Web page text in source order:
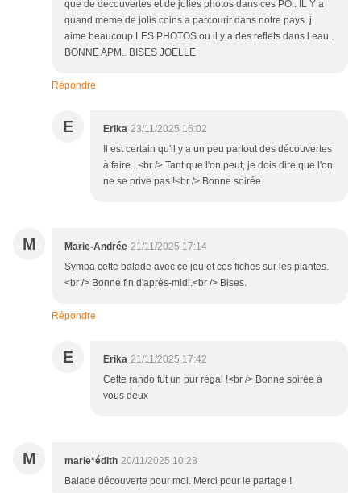
que de decouvertes et de jolies photos dans ces PO.. IL Y a
quand meme de jolis coins a parcourir dans notre pays. j
aime beaucoup LES PHOTOS ou il y a des reflets dans l eau..
BONNE APM.. BISES JOELLE
Répondre
E Erika 23/11/2025 16:02
Il est certain qu'il y a un peu partout des découvertes
à faire...<br /> Tant que l'on peut, je dois dire que l'on
ne se prive pas !<br /> Bonne soirée
M Marie-Andrée 21/11/2025 17:14
Sympa cette balade avec ce jeu et ces fiches sur les plantes.
<br /> Bonne fin d'après-midi.<br /> Bises.
Répondre
E Erika 21/11/2025 17:42
Cette rando fut un pur régal !<br /> Bonne soirée à
vous deux
M marie*édith 20/11/2025 10:28
Balade découverte pour moi. Merci pour le partage !